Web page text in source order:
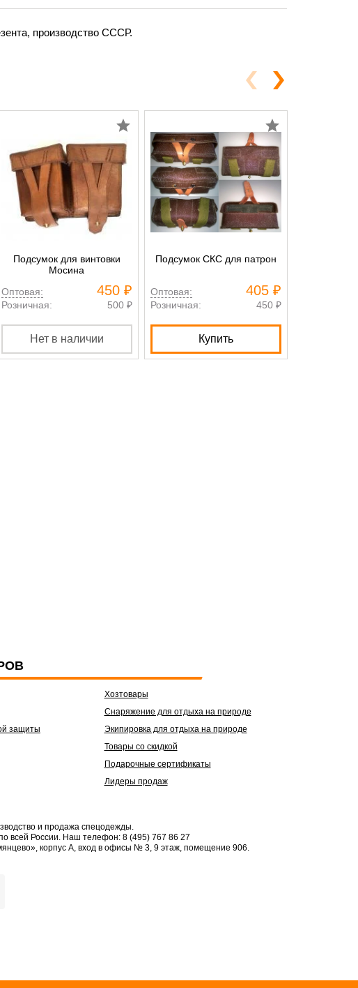
производство СССР.
Подсумок для винтовки
Мосина
Оптовая:
450 ₽
Розничная: 500 ₽
Нет в наличии
Подсумок СКС для патрон
Оптовая: 405 ₽
Розничная: 450 ₽
Купить
защиты
Хозтовары
Снаряжение для отдыха на природе
Экипировка для отдыха на природе
Товары со скидкой
Подарочные сертификаты
Лидеры продаж
и продажа спецодежды.
всей России. Наш телефон: 8 (495) 767 86 27
корпус А, вход в офисы № 3, 9 этаж, помещение 906.